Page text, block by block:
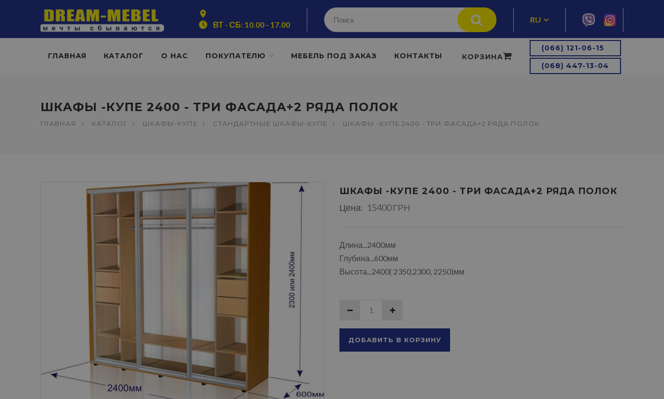
ВТ - СБ: 10.00 - 17.00
RU
ГЛАВНАЯ КАТАЛОГ О НАС ПОКУПАТЕЛЮ МЕБЕЛЬ ПОД ЗАКАЗ КОНТАКТЫ
(066) 121-06-15
(068) 447-13-04
КОРЗИНА
ШКАФЫ -КУПЕ 2400 - ТРИ ФАСАДА+2 РЯДА ПОЛОК
ГЛАВНАЯ КАТАЛОГ ШКАФЫ-КУПЕ СТАНДАРТНЫЕ ШКАФЫ-КУПЕ ШКАФЫ -КУПЕ 2400 - ТРИ ФАСАДА+2 РЯДА ПОЛОК
ШКАФЫ -КУПЕ 2400 - ТРИ ФАСАДА+2 РЯДА ПОЛОК
Цена: 15400 ГРН
Длина...2400мм
Глубина...600мм
Высота...2400( 2350,2300, 2250)мм
ДОБАВИТЬ В КОРЗИНУ